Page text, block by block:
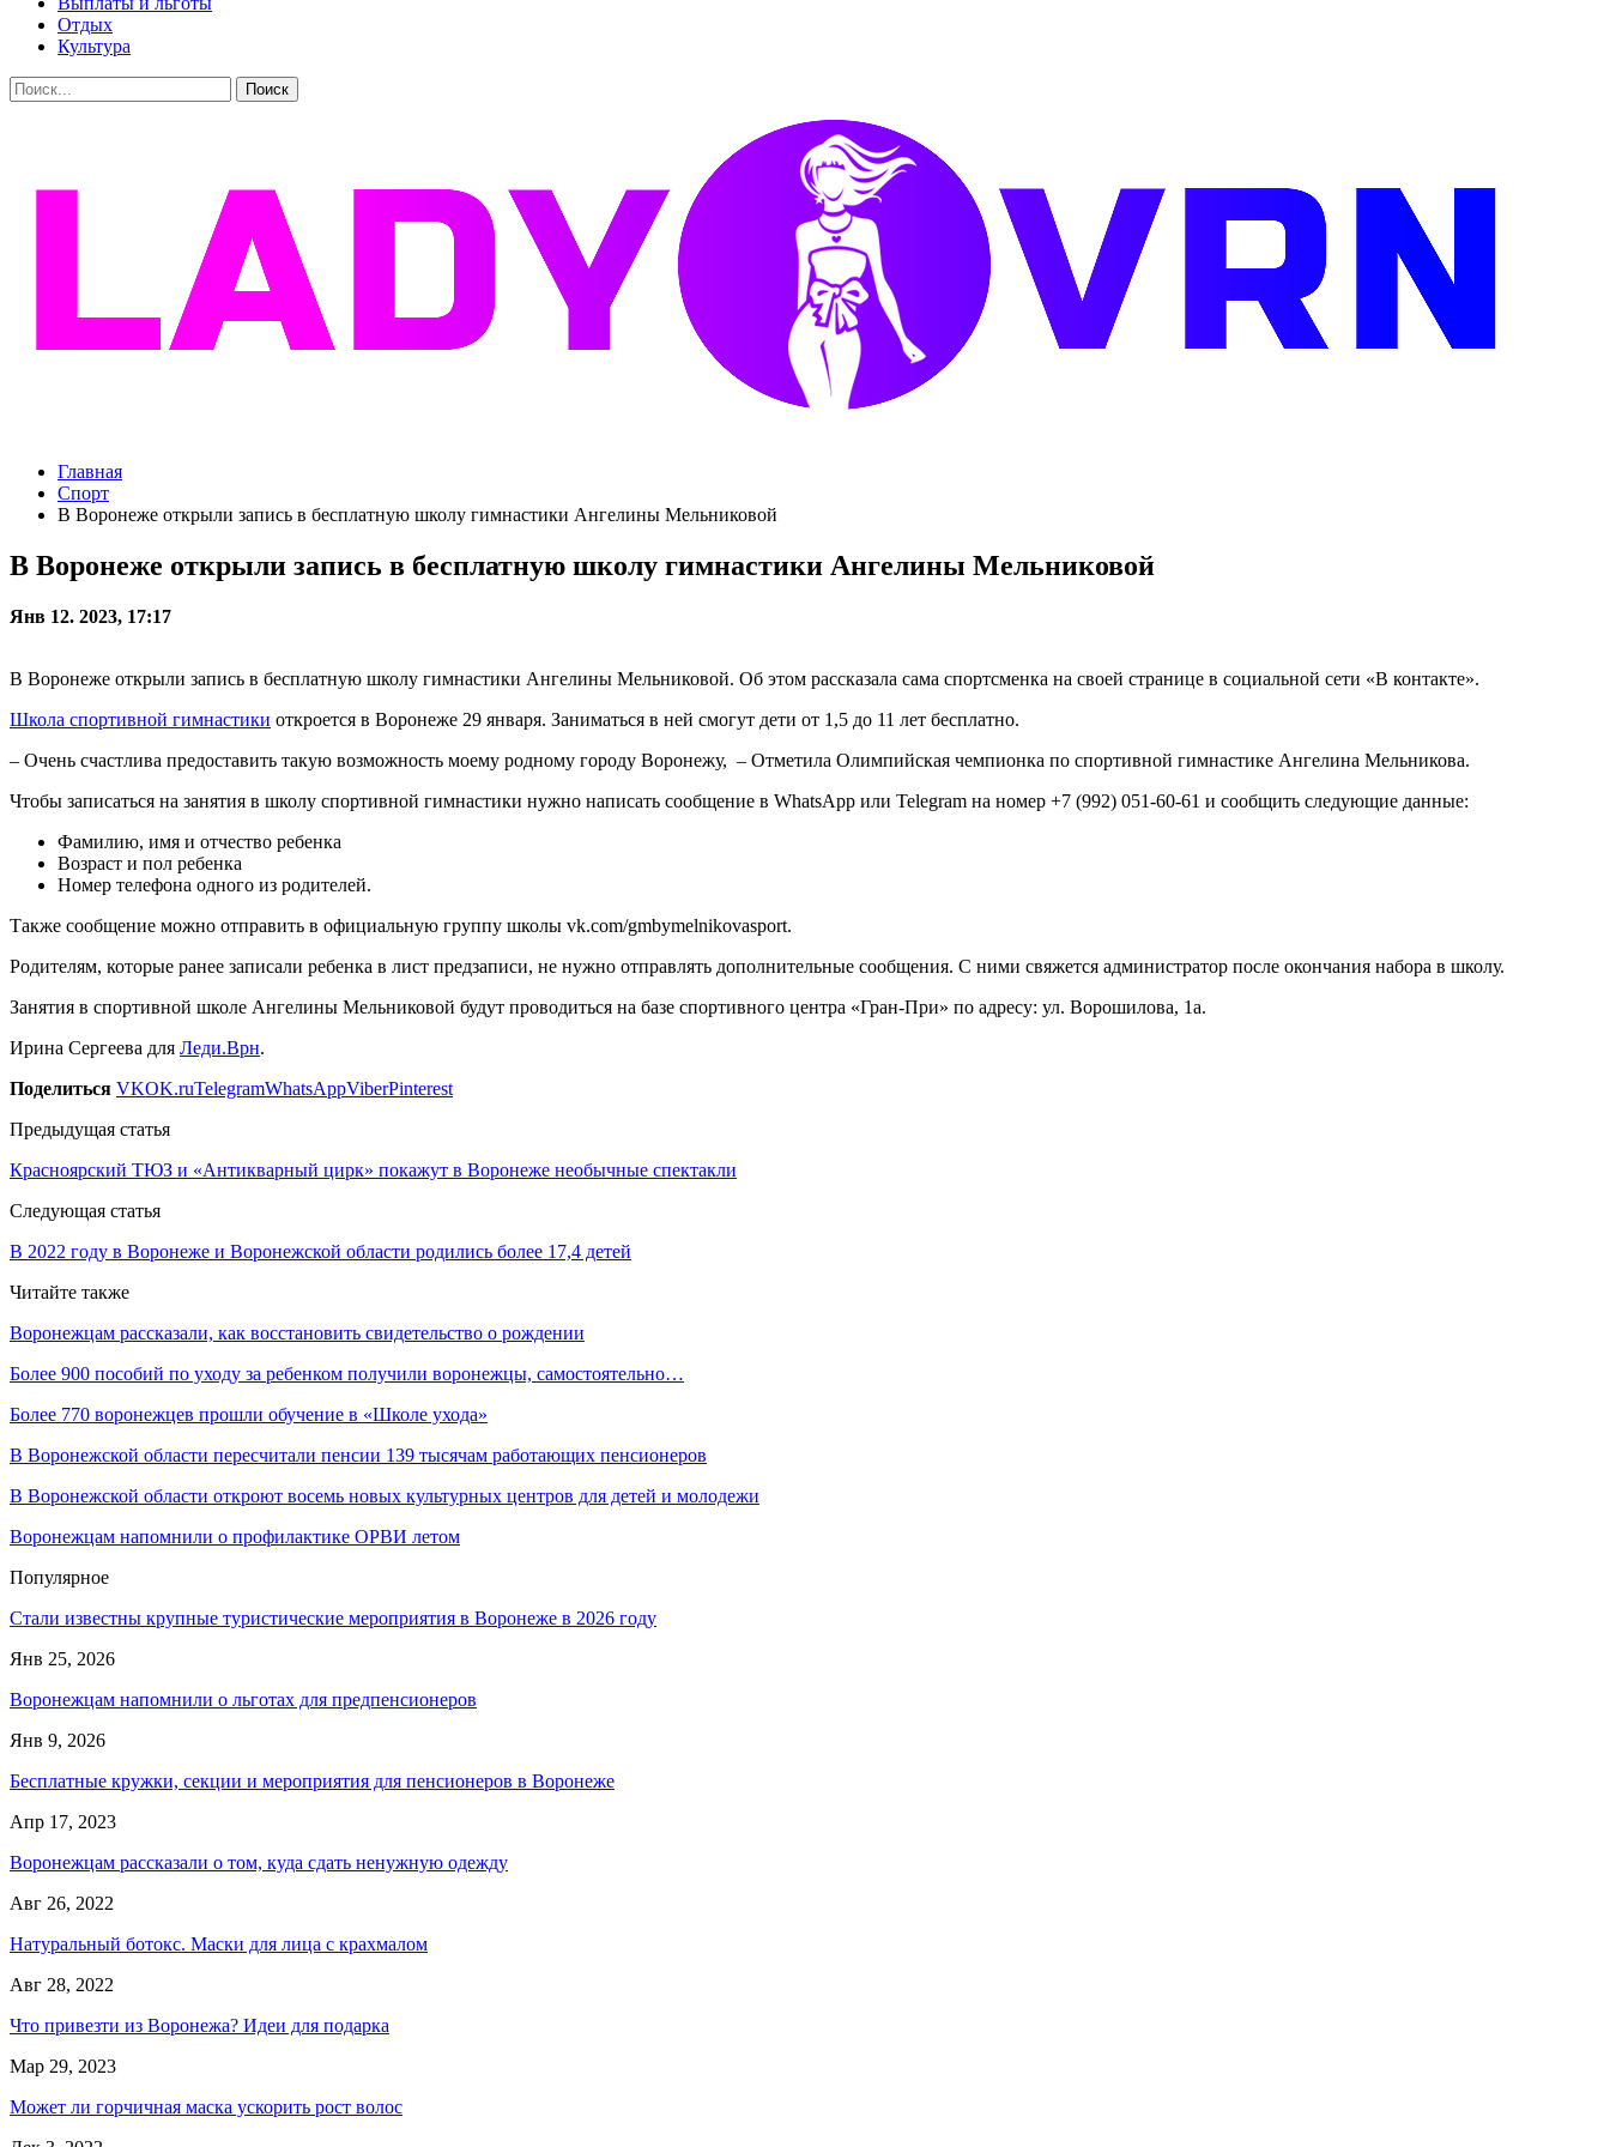
Отдых
Культура
Главная
Спорт
В Воронеже открыли запись в бесплатную школу гимнастики Ангелины Мельниковой
В Воронеже открыли запись в бесплатную школу гимнастики Ангелины Мельниковой
Янв 12. 2023, 17:17
В Воронеже открыли запись в бесплатную школу гимнастики Ангелины Мельниковой. Об этом рассказала сама спортсменка на своей странице в социальной сети «В контакте».
Школа спортивной гимнастики откроется в Воронеже 29 января. Заниматься в ней смогут дети от 1,5 до 11 лет бесплатно.
– Очень счастлива предоставить такую возможность моему родному городу Воронежу, – Отметила Олимпийская чемпионка по спортивной гимнастике Ангелина Мельникова.
Чтобы записаться на занятия в школу спортивной гимнастики нужно написать сообщение в WhatsApp или Telegram на номер +7 (992) 051-60-61 и сообщить следующие данные:
Фамилию, имя и отчество ребенка
Возраст и пол ребенка
Номер телефона одного из родителей.
Также сообщение можно отправить в официальную группу школы vk.com/gmbymelnikovasport.
Родителям, которые ранее записали ребенка в лист предзаписи, не нужно отправлять дополнительные сообщения. С ними свяжется администратор после окончания набора в школу.
Занятия в спортивной школе Ангелины Мельниковой будут проводиться на базе спортивного центра «Гран-При» по адресу: ул. Ворошилова, 1а.
Ирина Сергеева для Леди.Врн.
Поделиться VKOK.ruTelegramWhatsAppViberPinterest
Предыдущая статья
Красноярский ТЮЗ и «Антикварный цирк» покажут в Воронеже необычные спектакли
Следующая статья
В 2022 году в Воронеже и Воронежской области родились более 17,4 детей
Читайте также
Воронежцам рассказали, как восстановить свидетельство о рождении
Более 900 пособий по уходу за ребенком получили воронежцы, самостоятельно…
Более 770 воронежцев прошли обучение в «Школе ухода»
В Воронежской области пересчитали пенсии 139 тысячам работающих пенсионеров
В Воронежской области откроют восемь новых культурных центров для детей и молодежи
Воронежцам напомнили о профилактике ОРВИ летом
Популярное
Стали известны крупные туристические мероприятия в Воронеже в 2026 году
Янв 25, 2026
Воронежцам напомнили о льготах для предпенсионеров
Янв 9, 2026
Бесплатные кружки, секции и мероприятия для пенсионеров в Воронеже
Апр 17, 2023
Воронежцам рассказали о том, куда сдать ненужную одежду
Авг 26, 2022
Натуральный ботокс. Маски для лица с крахмалом
Авг 28, 2022
Что привезти из Воронежа? Идеи для подарка
Мар 29, 2023
Может ли горчичная маска ускорить рост волос